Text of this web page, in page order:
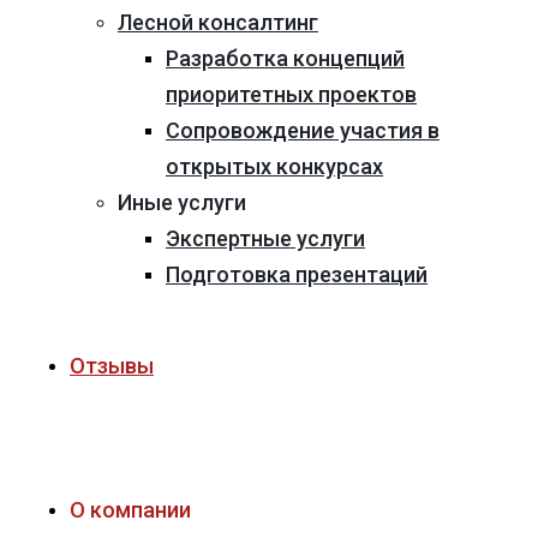
Лесной консалтинг
Разработка концепций
приоритетных проектов
Сопровождение участия в
открытых конкурсах
Иные услуги
Экспертные услуги
Подготовка презентаций
Отзывы
О компании